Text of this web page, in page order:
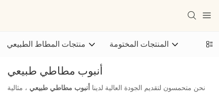
منتجات المطاط الطبيعي المنتجات المختومة
أنبوب مطاطي طبيعي
نحن متحمسون لتقديم الجودة العالية لدينا أنبوب مطاطي طبيعي ، مثالية